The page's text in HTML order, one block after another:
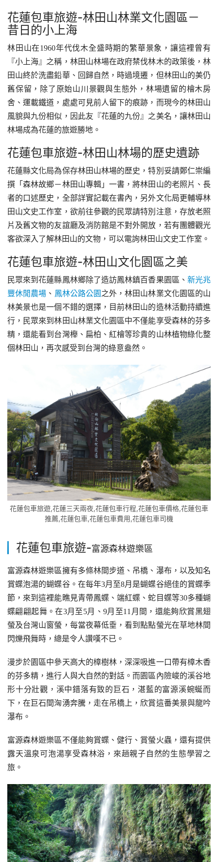
花蓮包車旅遊-林田山林業文化園區－
昔日的小上海
林田山在1960年代伐木全盛時期的繁華景象，讓這裡曾有
『小上海』之稱，林田山林場在政府禁伐林木的政策後，林
田山終於洗盡鉛華、回歸自然，時過境遷，但林田山的美仍
舊保留，除了原始山川景觀與生態外，林場遺留的檜木房
舍、運載鐵道，處處可見前人留下的痕跡，而現今的林田山
風貌與九份相似，因此友『花蓮的九份』之美名，讓林田山
林場成為花蓮的旅遊勝地。
花蓮包車旅遊-林田山林場的歷史遺跡
花蓮縣文化局為保存林田山林場的歷史，特別妥請鄭仁崇編
撰「森林故鄉－林田山專輯」一書，將林田山的老照片、長
者的口述歷史，全部詳實記載在書內，另外文化局更輔導林
田山文史工作室，欲前往參觀的民眾請特別注意，存放老照
片及舊文物的友誼廳及消防館是不對外開放，若有團體觀光
客欲深入了解林田山的文物，可以電詢林田山文史工作室。
花蓮包車旅遊-林田山文化園區之美
民眾來到花蓮縣鳳林鄉除了造訪鳳林鎮百香果園區、 新光兆
豐休閒農場 、 鳳林公路公園 之外，林田山林業文化園區的山
林美景也是一個不錯的選擇，目前林田山的造林活動持續進
行，民眾來到林田山林業文化園區中不僅能享受森林的芬多
精，還能看到台灣櫸、扁柏、紅檜等珍貴的山林植物綠化整
個林田山，再次感受到台灣的綠意盎然。
花蓮包車旅遊,花蓮三天兩夜,花蓮包車行程,花蓮包車價格,花蓮包車
推薦,花蓮包車,花蓮包車費用,花蓮包車司機
花蓮包車旅遊-富源森林遊樂區
富源森林遊樂區擁有多條林間步道、吊橋、瀑布，以及知名
賞蝶泡湯的蝴蝶谷。在每年3月至8月是蝴蝶谷絕佳的賞蝶季
節，來到這裡能瞧見青帶鳳蝶、端紅蝶、蛇目蝶等30多種蝴
蝶翩翩起舞。在3月至5月、9月至11月間，還能夠欣賞黑翅
螢及台灣山窗螢，每當夜幕低垂，看到點點螢光在草地林間
閃爍飛舞時，總是令人讚嘆不已。
漫步於園區中參天高大的樟樹林，深深吸進一口帶有樟木香
的芬多精，進行人與大自然的對話。而園區內險峻的溪谷地
形十分壯觀，溪中錯落有致的巨石，湛藍的富源溪蜿蜒而
下，在巨石間洶湧奔騰，走在吊橋上，欣賞這番美景與龍吟
瀑布。
富源森林遊樂區不僅能夠賞蝶、健行、賞螢火蟲，還有提供
露天溫泉可泡湯享受森林浴，來趟親子自然的生態學習之
旅。